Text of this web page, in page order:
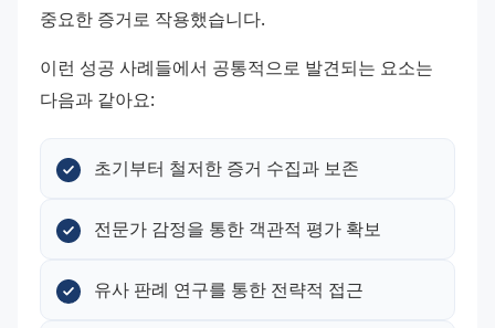
중요한 증거로 작용했습니다.
이런 성공 사례들에서 공통적으로 발견되는 요소는
다음과 같아요:
초기부터 철저한 증거 수집과 보존
전문가 감정을 통한 객관적 평가 확보
유사 판례 연구를 통한 전략적 접근